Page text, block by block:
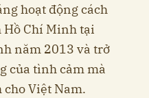
hoạt động cách
Hồ Chí Minh tại
năm 2013 và trở
của tình cảm mà
Việt Nam.